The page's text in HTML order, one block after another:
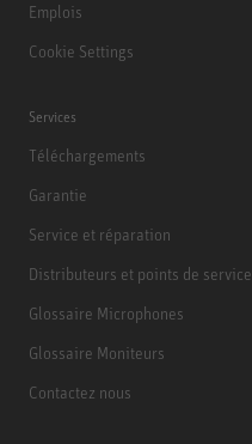
Emplois
Cookie Settings
Services
Téléchargements
Garantie
Service et réparation
Distributeurs et points de service
Glossaire Microphones
Glossaire Moniteurs
Contactez nous